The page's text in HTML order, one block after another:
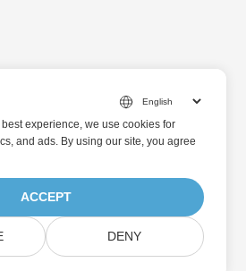
experience, we use cookies for
and ads. By using our site, you agree
ACCEPT
DENY